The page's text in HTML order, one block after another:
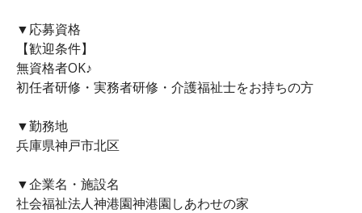
▼応募資格
【歓迎条件】
無資格者OK♪
初任者研修・実務者研修・介護福祉士をお持ちの方
▼勤務地
兵庫県神戸市北区
▼企業名・施設名
社会福祉法人神港園神港園しあわせの家